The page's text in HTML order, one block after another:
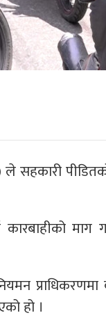
सहकारी
माग
हो ।